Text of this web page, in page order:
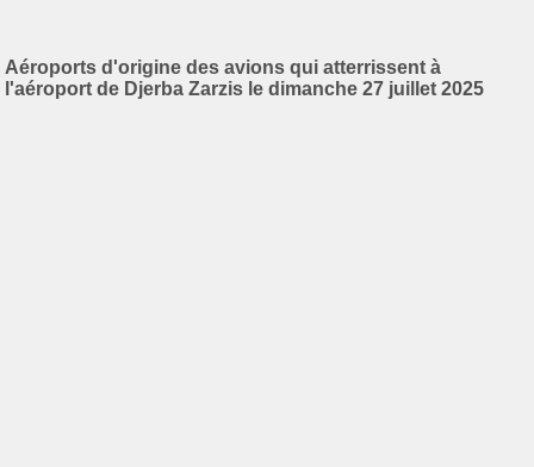
Aéroports d'origine des avions qui atterrissent à
l'aéroport de Djerba Zarzis le dimanche 27 juillet 2025